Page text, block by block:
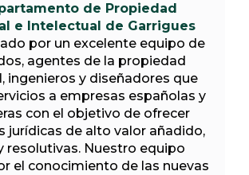
de Propiedad
e Intelectual de Garrigues
por un excelente equipo de
agentes de la propiedad
ingenieros y diseñadores que
a empresas españolas y
con el objetivo de ofrecer
jurídicas de alto valor añadido,
resolutivas. Nuestro equipo
el conocimiento de las nuevas